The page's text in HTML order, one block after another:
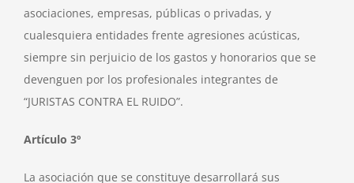
asociaciones, empresas, públicas o privadas, y
cualesquiera entidades frente agresiones acústicas,
siempre sin perjuicio de los gastos y honorarios que se
devenguen por los profesionales integrantes de
“JURISTAS CONTRA EL RUIDO”.
Artículo 3º
La asociación que se constituye desarrollará sus